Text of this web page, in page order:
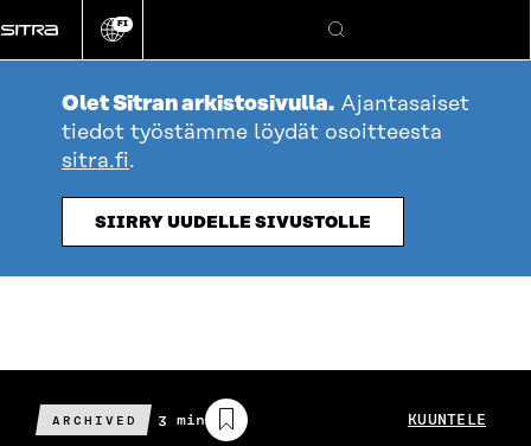
suoraan
sisältöön
Vaihda
kieli
FI
Hae
Olet Sitran arkistosivulla. Ajantasaiset
tiedot työstämme löydät osoitteesta
sitra.fi.
SIIRRY UUDELLE SIVUSTOLLE
ARCHIVED
Arvioitu
lukuaika
3 min KUUNTELE